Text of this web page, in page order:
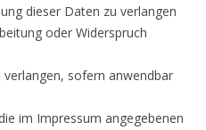
dieser Daten zu verlangen
oder Widerspruch
sofern anwendbar
im Impressum angegebenen